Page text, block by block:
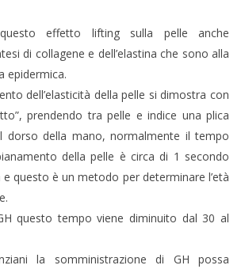
effetto lifting sulla pelle anche
di collagene e dell’elastina che sono alla
epidermica.
dell’elasticità della pelle si dimostra con
prendendo tra pelle e indice una plica
dorso della mano, normalmente il tempo
della pelle è circa di 1 secondo
questo è un metodo per determinare l’età
questo tempo viene diminuito dal 30 al
la somministrazione di GH possa